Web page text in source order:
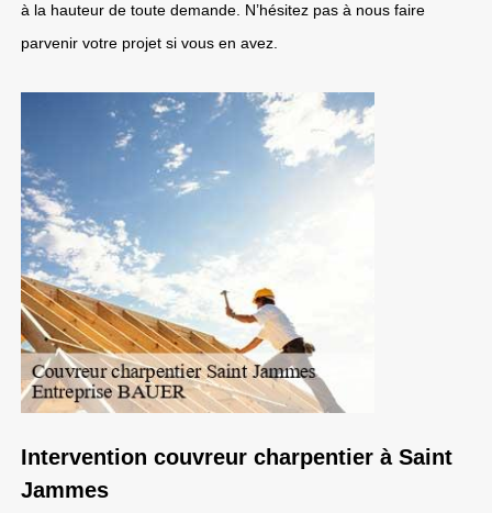
à la hauteur de toute demande. N’hésitez pas à nous faire
parvenir votre projet si vous en avez.
Intervention couvreur charpentier à Saint
Jammes